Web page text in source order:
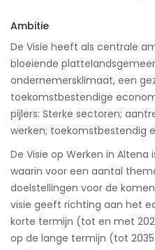
Ambitie
De Visie heeft als centrale
bloeiende
ondernemersklimaat, een
toekomstbestendige
pijlers: Sterke sectoren;
werken; toekomstbestendig
De Visie op Werken in
waarin voor een aantal
doelstellingen voor de
visie geeft richting aan het
korte termijn (tot en met
op de lange termijn (tot